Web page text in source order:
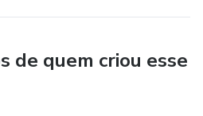
de quem criou esse